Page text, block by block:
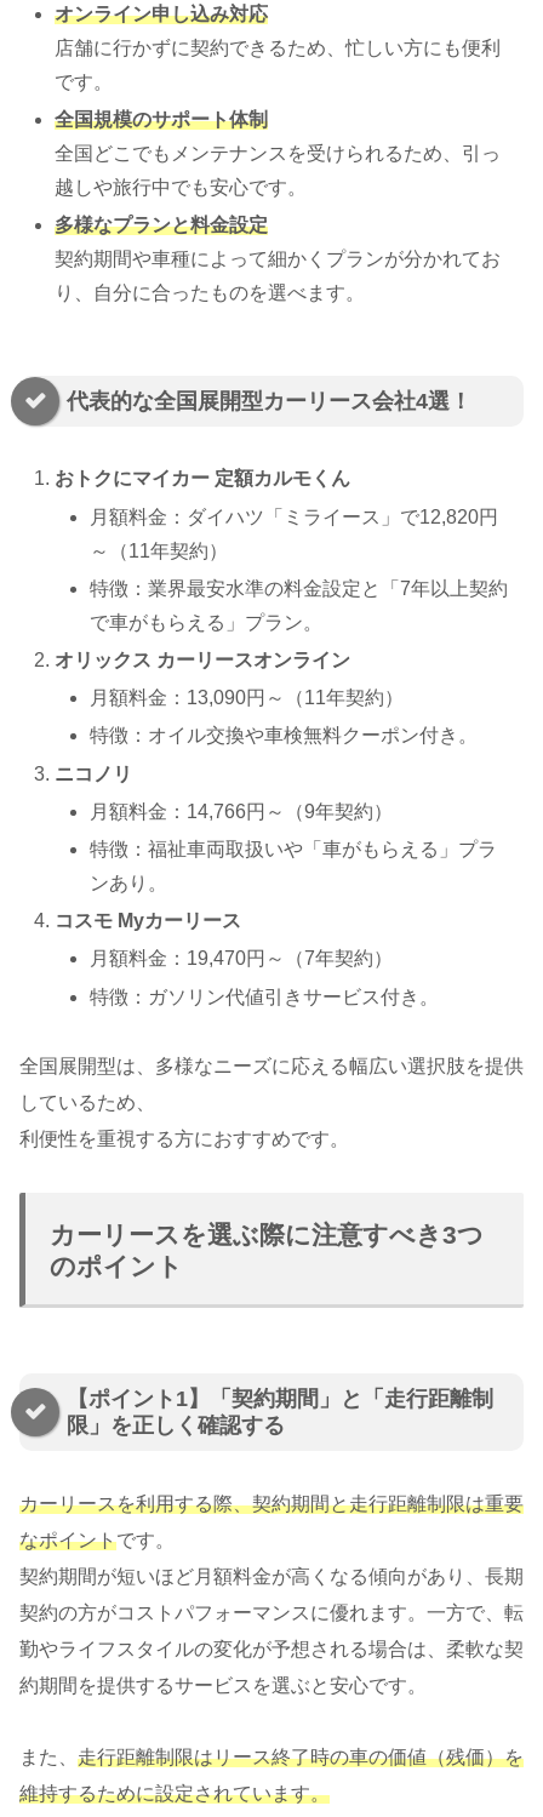
オンライン申し込み対応
店舗に行かずに契約できるため、忙しい方にも便利
です。
全国規模のサポート体制
全国どこでもメンテナンスを受けられるため、引っ
越しや旅行中でも安心です。
多様なプランと料金設定
契約期間や車種によって細かくプランが分かれてお
り、自分に合ったものを選べます。
代表的な全国展開型カーリース会社4選！
おトクにマイカー 定額カルモくん
月額料金：ダイハツ「ミライース」で12,820円
～（11年契約）
特徴：業界最安水準の料金設定と「7年以上契約
で車がもらえる」プラン。
オリックス カーリースオンライン
月額料金：13,090円～（11年契約）
特徴：オイル交換や車検無料クーポン付き。
ニコノリ
月額料金：14,766円～（9年契約）
特徴：福祉車両取扱いや「車がもらえる」プラ
ンあり。
コスモ Myカーリース
月額料金：19,470円～（7年契約）
特徴：ガソリン代値引きサービス付き。
全国展開型は、多様なニーズに応える幅広い選択肢を提供
しているため、
利便性を重視する方におすすめです。
カーリースを選ぶ際に注意すべき3つ
のポイント
【ポイント1】「契約期間」と「走行距離制
限」を正しく確認する
カーリースを利用する際、契約期間と走行距離制限は重要
なポイントです。
契約期間が短いほど月額料金が高くなる傾向があり、長期
契約の方がコストパフォーマンスに優れます。一方で、転
勤やライフスタイルの変化が予想される場合は、柔軟な契
約期間を提供するサービスを選ぶと安心です。
また、 走行距離制限はリース終了時の車の価値（残価）を
維持するために設定されています。